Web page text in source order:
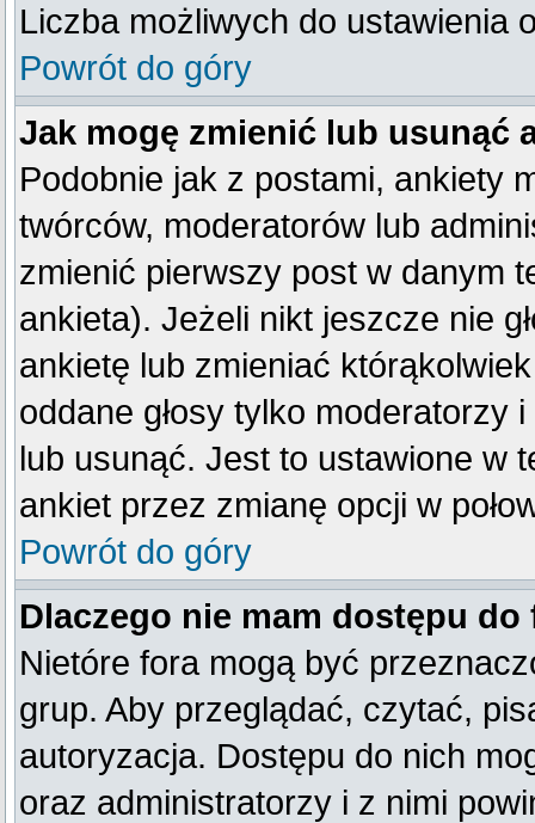
Liczba możliwych do ustawienia
Powrót do góry
Jak mogę zmienić lub usunąć
Podobnie jak z postami, ankiety
twórców, moderatorów lub
zmienić pierwszy post w danym
ankieta). Jeżeli nikt jeszcze nie
ankietę lub zmieniać
oddane głosy tylko moderatorzy
lub usunąć. Jest to ustawione w
ankiet przez zmianę opcji w
Powrót do góry
Dlaczego nie mam dostępu do
Nietóre fora mogą być
grup. Aby przeglądać, czytać,
autoryzacja. Dostępu do nich
oraz administratorzy i z nimi